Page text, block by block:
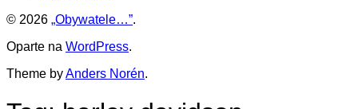
© 2026 „Obywatele…”.
Oparte na WordPress.
Theme byAnders Norén.